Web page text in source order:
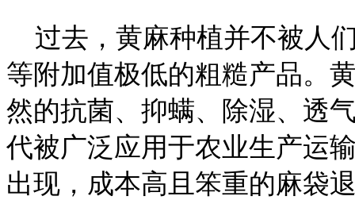
过去，黄麻种植并不被人
等附加值极低的粗糙产品。
然的抗菌、抑螨、除湿、透
代被广泛应用于农业生产运
出现，成本高且笨重的麻袋